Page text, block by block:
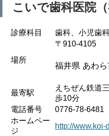
こいで歯科医院
診療科目 歯科、小児歯
場所
〒910-4105
福井県 あわ
最寄駅
えちぜん鉄道
歩10分
電話番号
0776-78-6481
ホームペー
ジ
http://www.koi-